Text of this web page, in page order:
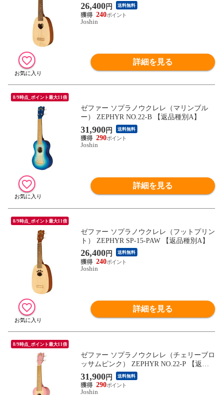
26,400円 送料無料
240
Joshin
詳細を見る
8/9時点_ポイント最大11倍
ゼファー ソプラノウクレレ（マリンブル
ー） ZEPHYR NO.22-B 【返品種別A】
31,900円 送料無料
290
Joshin
詳細を見る
8/9時点_ポイント最大11倍
ゼファー ソプラノウクレレ（フットプリン
ト） ZEPHYR SP-15-PAW 【返品種別A】
26,400円 送料無料
240
Joshin
詳細を見る
8/9時点_ポイント最大11倍
ゼファー ソプラノウクレレ（チェリーブロ
ッサムピンク） ZEPHYR NO.22-P 【返品
種別A】
31,900円 送料無料
290
Joshin